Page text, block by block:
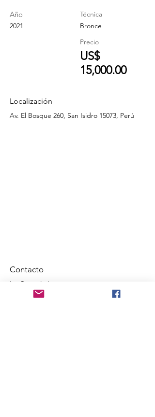
Año
2021
Técnica
Bronce
Precio
US$
15,000.00
Localización
Av. El Bosque 260, San Isidro 15073, Perú
Contacto
La Casa de la
Familia